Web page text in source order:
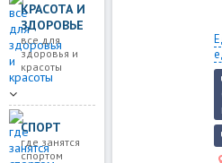
КРАСОТА И
ЗДОРОВЬЕ
все для
здоровья и
красоты
СПОРТ
где занятся
спортом